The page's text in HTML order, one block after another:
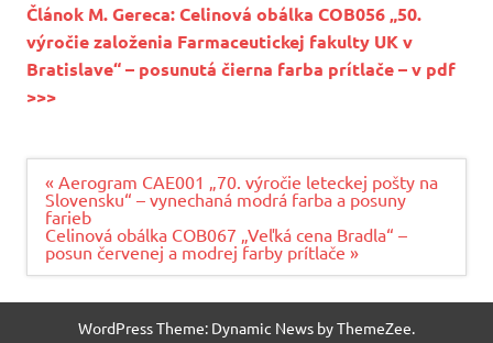
Článok M. Gereca: Celinová obálka COB056 „50.
výročie založenia Farmaceutickej fakulty UK v
Bratislave“ – posunutá čierna farba prítlače – v pdf
>>>
Navigácia
v
článku
« Aerogram CAE001 „70. výročie leteckej pošty na
Slovensku“ – vynechaná modrá farba a posuny
farieb
Celinová obálka COB067 „Veľká cena Bradla“ –
posun červenej a modrej farby prítlače »
WordPress Theme: Dynamic News by ThemeZee.